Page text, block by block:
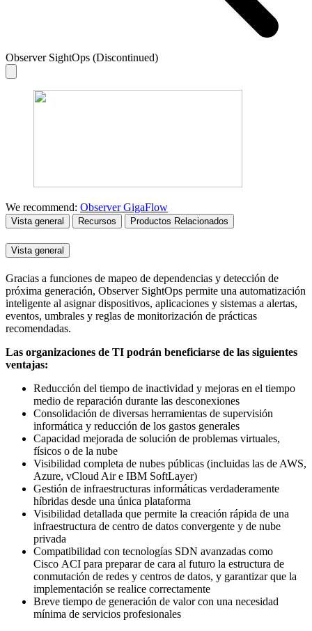
Observer SightOps (Discontinued)
We recommend: Observer GigaFlow
Vista general Recursos Productos Relacionados
Vista general
Gracias a funciones de mapeo de dependencias y detección de
próxima generación, Observer SightOps permite una automatización
inteligente al asignar dispositivos, aplicaciones y sistemas a alertas,
eventos, umbrales y reglas de monitorización de prácticas
recomendadas.
Las organizaciones de TI podrán beneficiarse de las siguientes
ventajas:
Reducción del tiempo de inactividad y mejoras en el tiempo
medio de reparación durante las desconexiones
Consolidación de diversas herramientas de supervisión
informática y reducción de los gastos generales
Capacidad mejorada de solución de problemas virtuales,
físicos o de la nube
Visibilidad completa de nubes públicas (incluidas las de AWS,
Azure, vCloud Air e IBM SoftLayer)
Gestión de infraestructuras informáticas verdaderamente
híbridas desde una única plataforma
Visibilidad detallada que permite la creación rápida de una
infraestructura de centro de datos convergente y de nube
privada
Compatibilidad con tecnologías SDN avanzadas como
Cisco ACI para preparar de cara al futuro la estructura de
conmutación de redes y centros de datos, y garantizar que la
implementación se realice correctamente
Breve tiempo de generación de valor con una necesidad
mínima de servicios profesionales